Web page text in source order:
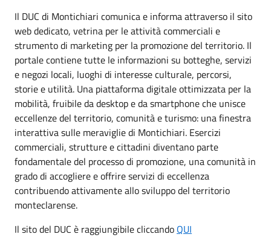
Il DUC di Montichiari comunica e informa attraverso il sito
web dedicato, vetrina per le attività commerciali e
strumento di marketing per la promozione del territorio. Il
portale contiene tutte le informazioni su botteghe, servizi
e negozi locali, luoghi di interesse culturale, percorsi,
storie e utilità. Una piattaforma digitale ottimizzata per la
mobilità, fruibile da desktop e da smartphone che unisce
eccellenze del territorio, comunità e turismo: una finestra
interattiva sulle meraviglie di Montichiari. Esercizi
commerciali, strutture e cittadini diventano parte
fondamentale del processo di promozione, una comunità in
grado di accogliere e offrire servizi di eccellenza
contribuendo attivamente allo sviluppo del territorio
monteclarense.
Il sito del DUC è raggiungibile cliccando QUI